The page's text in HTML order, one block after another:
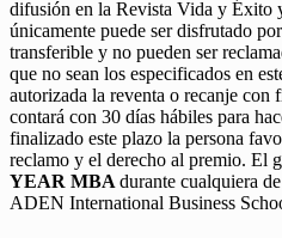
difusión en la Revista Vida y Éxito
únicamente puede ser disfrutado
transferible y no pueden ser
que no sean los especificados en
autorizada la reventa o recanje con
contará con 30 días hábiles para
finalizado este plazo la persona
reclamo y el derecho al premio. El
YEAR MBA durante cualquiera
ADEN International Business